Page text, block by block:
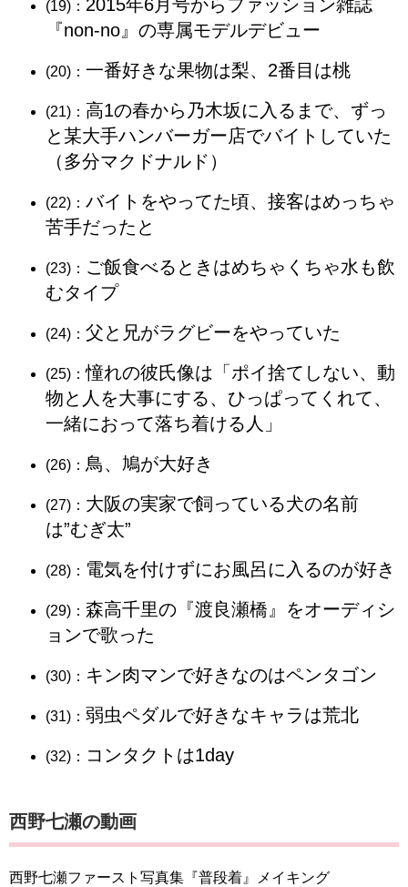
(19)： 2015年6月号からファッション雑誌
『non-no』の専属モデルデビュー
(20)： 一番好きな果物は梨、2番目は桃
(21)： 高1の春から乃木坂に入るまで、ずっ
と某大手ハンバーガー店でバイトしていた
（多分マクドナルド）
(22)： バイトをやってた頃、接客はめっちゃ
苦手だったと
(23)： ご飯食べるときはめちゃくちゃ水も飲
むタイプ
(24)： 父と兄がラグビーをやっていた
(25)：憧れの彼氏像は「ポイ捨てしない、動
物と人を大事にする、ひっぱってくれて、
一緒におって落ち着ける人」
(26)： 鳥、鳩が大好き
(27)： 大阪の実家で飼っている犬の名前
は”むぎ太”
(28)： 電気を付けずにお風呂に入るのが好き
(29)： 森高千里の『渡良瀬橋』をオーディシ
ョンで歌った
(30)： キン肉マンで好きなのはペンタゴン
(31)： 弱虫ペダルで好きなキャラは荒北
(32)： コンタクトは1day
西野七瀬の動画
西野七瀬ファースト写真集『普段着』メイキング